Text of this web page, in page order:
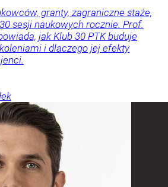
granty, zagraniczne staże,
sesji naukowych rocznie. Prof.
jak Klub 30 PTK buduje
i dlaczego jej efekty